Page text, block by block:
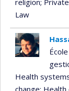
religion;
Law
Health